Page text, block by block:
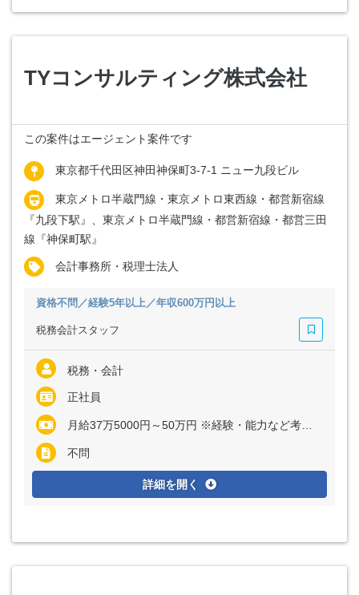
TYコンサルティング株式会社
この案件はエージェント案件です
東京都千代田区神田神保町3-7-1 ニュー九段ビル
東京メトロ半蔵門線・東京メトロ東西線・都営新宿線
『九段下駅』、東京メトロ半蔵門線・都営新宿線・都営三田
線『神保町駅』
会計事務所・税理士法人
資格不問／経験5年以上／年収600万円以上
税務会計スタッフ
税務・会計
正社員
月給37万5000円～50万円 ※経験・能力など考慮の上、決定いたします
不問
詳細を開く